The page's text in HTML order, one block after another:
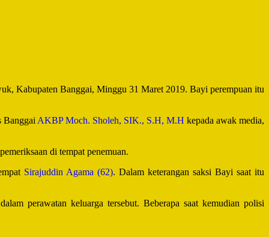
Kabupaten Banggai, Minggu 31 Maret 2019. Bayi perempuan itu
Banggai AKBP Moch. Sholeh, SIK., S.H, M.H kepada awak media,
di tempat penemuan.
Sirajuddin Agama (62). Dalam keterangan saksi Bayi saat itu
perawatan keluarga tersebut. Beberapa saat kemudian polisi